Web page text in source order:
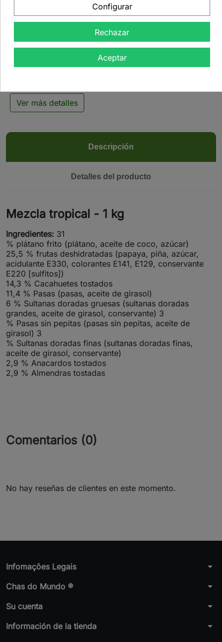

Mezcla frita salada - 1
Ver más detalles
Descripción
Detalles del producto
Mezcla tropical - 1 kg
Ingredientes: 31
% plátano frito (plátano, aceite de coco, azúcar)
25,5 % frutas deshidratadas (papaya, piña, azúcar,
acidulante E330, colorantes E141, E129, conservante
E220 [sulfitos])
14,3 % Cacahuetes tostados
11,4 % Pasas (pasas, aceite de girasol)
6 % Sultanas doradas gruesas (sultanas doradas
grandes, aceite de girasol, conservante) 3
% Pasas sin pepitas (pasas sin pepitas, aceite de
girasol) 3
% Sultanas doradas finas (sultanas doradas finas,
aceite de girasol, conservante)
2,9 % Anacardos tostados
2,9 % Almendras tostadas
Comentarios (0)
No hay reseñas de clientes en este momento.
Infomações Legais arrow_drop_down
Chas do Mundo ® arrow_drop_down
Su cuenta arrow_drop_down
Información de la tienda arrow_drop_down
Configurar
Rechazar
Aceptar